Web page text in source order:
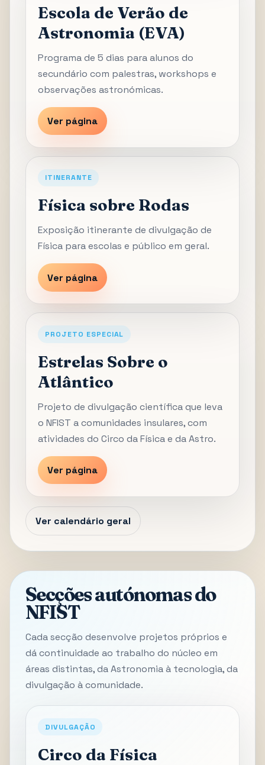
Escola de Verão de
Astronomia (EVA)
Programa de 5 dias para alunos do
secundário com palestras, workshops e
observações astronómicas.
Ver página
ITINERANTE
Física sobre Rodas
Exposição itinerante de divulgação de
Física para escolas e público em geral.
Ver página
PROJETO ESPECIAL
Estrelas Sobre o
Atlântico
Projeto de divulgação científica que leva
o NFIST a comunidades insulares, com
atividades do Circo da Física e da Astro.
Ver página
Ver calendário geral
Secções autónomas do
NFIST
Cada secção desenvolve projetos próprios e
dá continuidade ao trabalho do núcleo em
áreas distintas, da Astronomia à tecnologia, da
divulgação à comunidade.
DIVULGAÇÃO
Circo da Física